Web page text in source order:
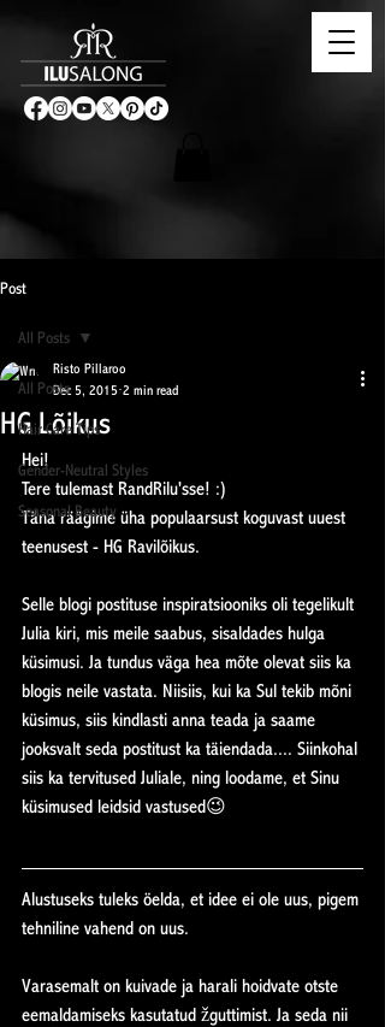
Post
All Posts
Hair Care Tips
Gender-Neutral Styles
Seasonal Beauty
All Posts
HG Lõikus
Risto Pillaroo
Dec 5, 2015 2 min read
Hei!
Tere tulemast RandRilu'sse! :)
Täna räägime üha populaarsust koguvast uuest
teenusest - HG Ravilõikus.
Selle blogi postituse inspiratsiooniks oli tegelikult
Julia kiri, mis meile saabus, sisaldades hulga
küsimusi. Ja tundus väga hea mõte olevat siis ka
blogis neile vastata. Niisiis, kui ka Sul tekib mõni
küsimus, siis kindlasti anna teada ja saame
jooksvalt seda postitust ka täiendada.... Siinkohal
siis ka tervitused Juliale, ning loodame, et Sinu
küsimused leidsid vastused😉
Alustuseks tuleks öelda, et idee ei ole uus, pigem
tehniline vahend on uus.
Varasemalt on kuivade ja harali hoidvate otste
eemaldamiseks kasutatud žguttimist. Ja seda nii